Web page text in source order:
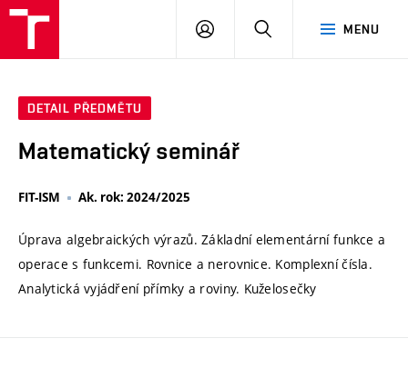
MENU
PŘIHLÁSIT
DETAIL PŘEDMĚTU
Matematický seminář
FIT-ISM Ak. rok: 2024/2025
Úprava algebraických výrazů. Základní elementární funkce a
operace s funkcemi. Rovnice a nerovnice. Komplexní čísla.
Analytická vyjádření přímky a roviny. Kuželosečky